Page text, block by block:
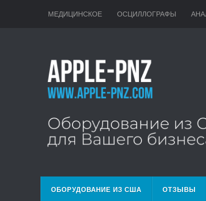
МЕДИЦИНСКОЕ ОСЦИЛЛОГРАФЫ
ОБОРУДОВАНИЕ ИЗ США ОТЗЫВЫ